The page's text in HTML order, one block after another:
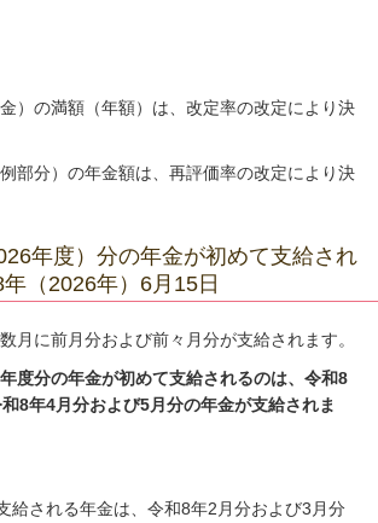
）の満額（年額）は、改定率の改定により決
部分）の年金額は、再評価率の改定により決
年度）分の年金が初めて支給され
（2026年）6月15日
月に前月分および前々月分が支給されます。
度分の年金が初めて支給されるのは、令和8
8年4月分および5月分の年金が支給されま
給される年金は、令和8年2 月分および3 月分